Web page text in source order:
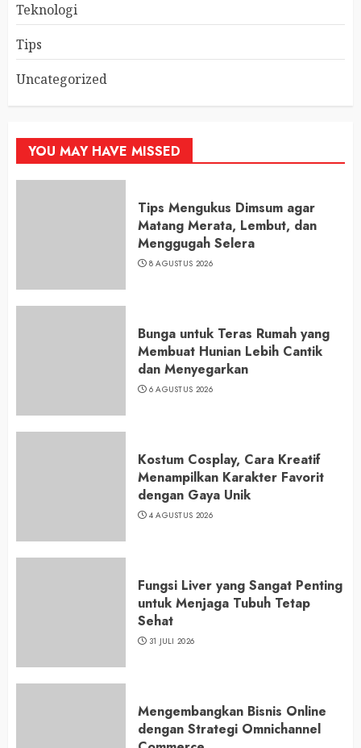
Teknologi
Tips
Uncategorized
YOU MAY HAVE MISSED
Tips Mengukus Dimsum agar
Matang Merata, Lembut, dan
Menggugah Selera
8 AGUSTUS 2026
Bunga untuk Teras Rumah yang
Membuat Hunian Lebih Cantik
dan Menyegarkan
6 AGUSTUS 2026
Kostum Cosplay, Cara Kreatif
Menampilkan Karakter Favorit
dengan Gaya Unik
4 AGUSTUS 2026
Fungsi Liver yang Sangat Penting
untuk Menjaga Tubuh Tetap
Sehat
31 JULI 2026
Mengembangkan Bisnis Online
dengan Strategi Omnichannel